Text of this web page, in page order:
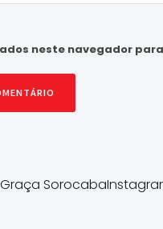
neste navegador